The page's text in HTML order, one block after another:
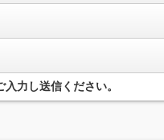
力し送信ください。